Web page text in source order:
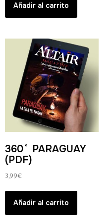
Añadir al carrito
360˚ PARAGUAY
(PDF)
3,99€
Añadir al carrito